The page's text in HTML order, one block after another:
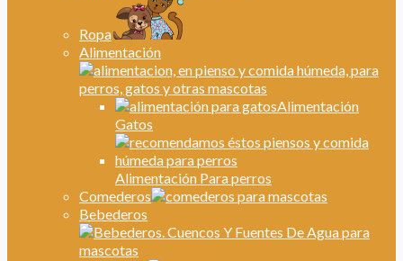
Ropa
Alimentación
Alimentación
Gatos
Alimentación Para perros
Comederos
Bebederos